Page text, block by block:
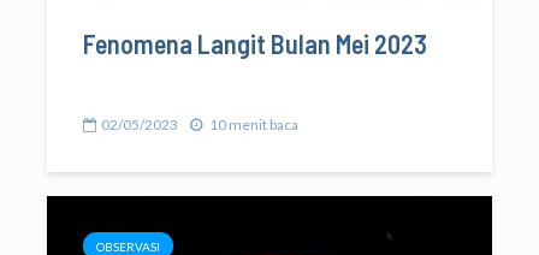
Fenomena Langit Bulan Mei 2023
02/05/2023 10 menit baca
OBSERVASI